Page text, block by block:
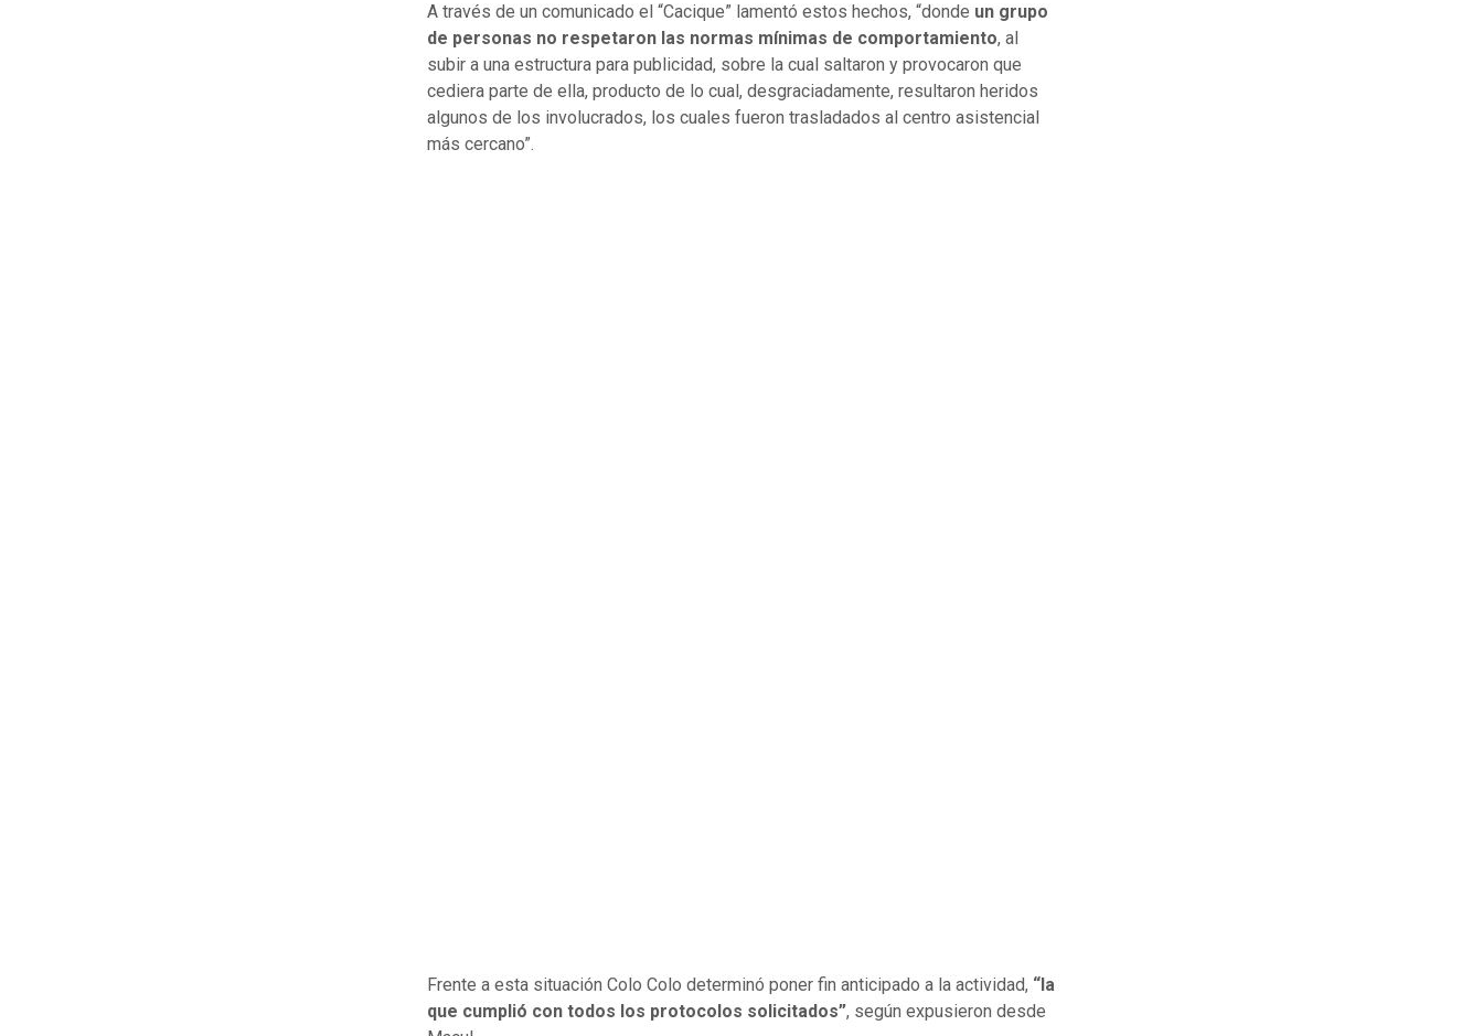
A través de un comunicado el “Cacique” lamentó estos hechos, “donde un grupo
de personas no respetaron las normas mínimas de comportamiento, al
subir a una estructura para publicidad, sobre la cual saltaron y provocaron que
cediera parte de ella, producto de lo cual, desgraciadamente, resultaron heridos
algunos de los involucrados, los cuales fueron trasladados al centro asistencial
más cercano”.
Frente a esta situación Colo Colo determinó poner fin anticipado a la actividad, “la
que cumplió con todos los protocolos solicitados”, según expusieron desde